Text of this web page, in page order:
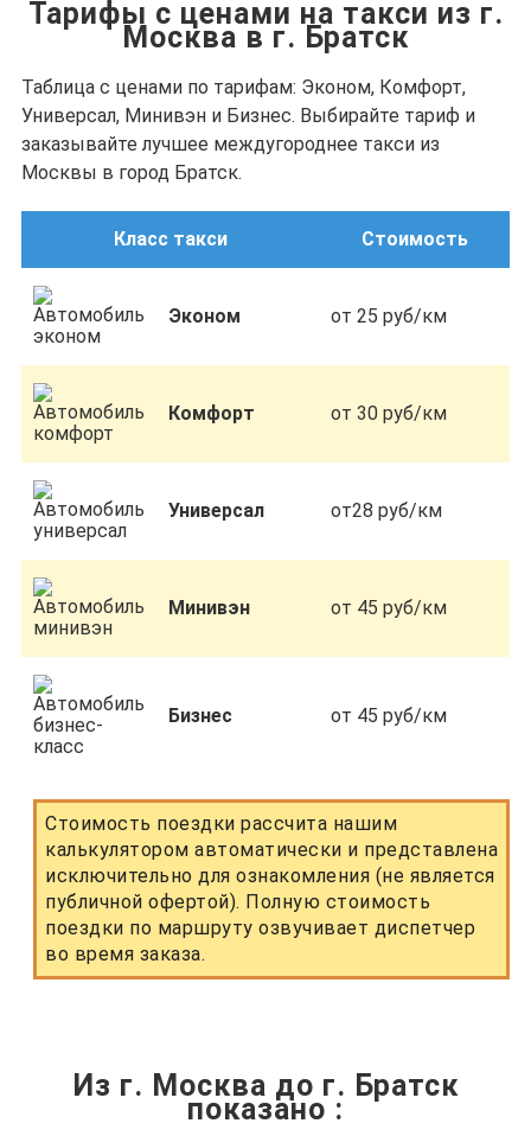
Тарифы с ценами на такси из г.
Москва в г. Братск
Таблица с ценами по тарифам: Эконом, Комфорт,
Универсал, Минивэн и Бизнес. Выбирайте тариф и
заказывайте лучшее междугороднее такси из
Москвы в город Братск.
Класс такси Стоимость
Эконом от 25 руб/км
Комфорт от 30 руб/км
Универсал от28 руб/км
Минивэн от 45 руб/км
Бизнес от 45 руб/км
Стоимость поездки рассчита нашим
калькулятором автоматически и представлена
исключительно для ознакомления (не является
публичной офертой). Полную стоимость
поездки по маршруту озвучивает диспетчер
во время заказа.
Из г. Москва до г. Братск
показано :